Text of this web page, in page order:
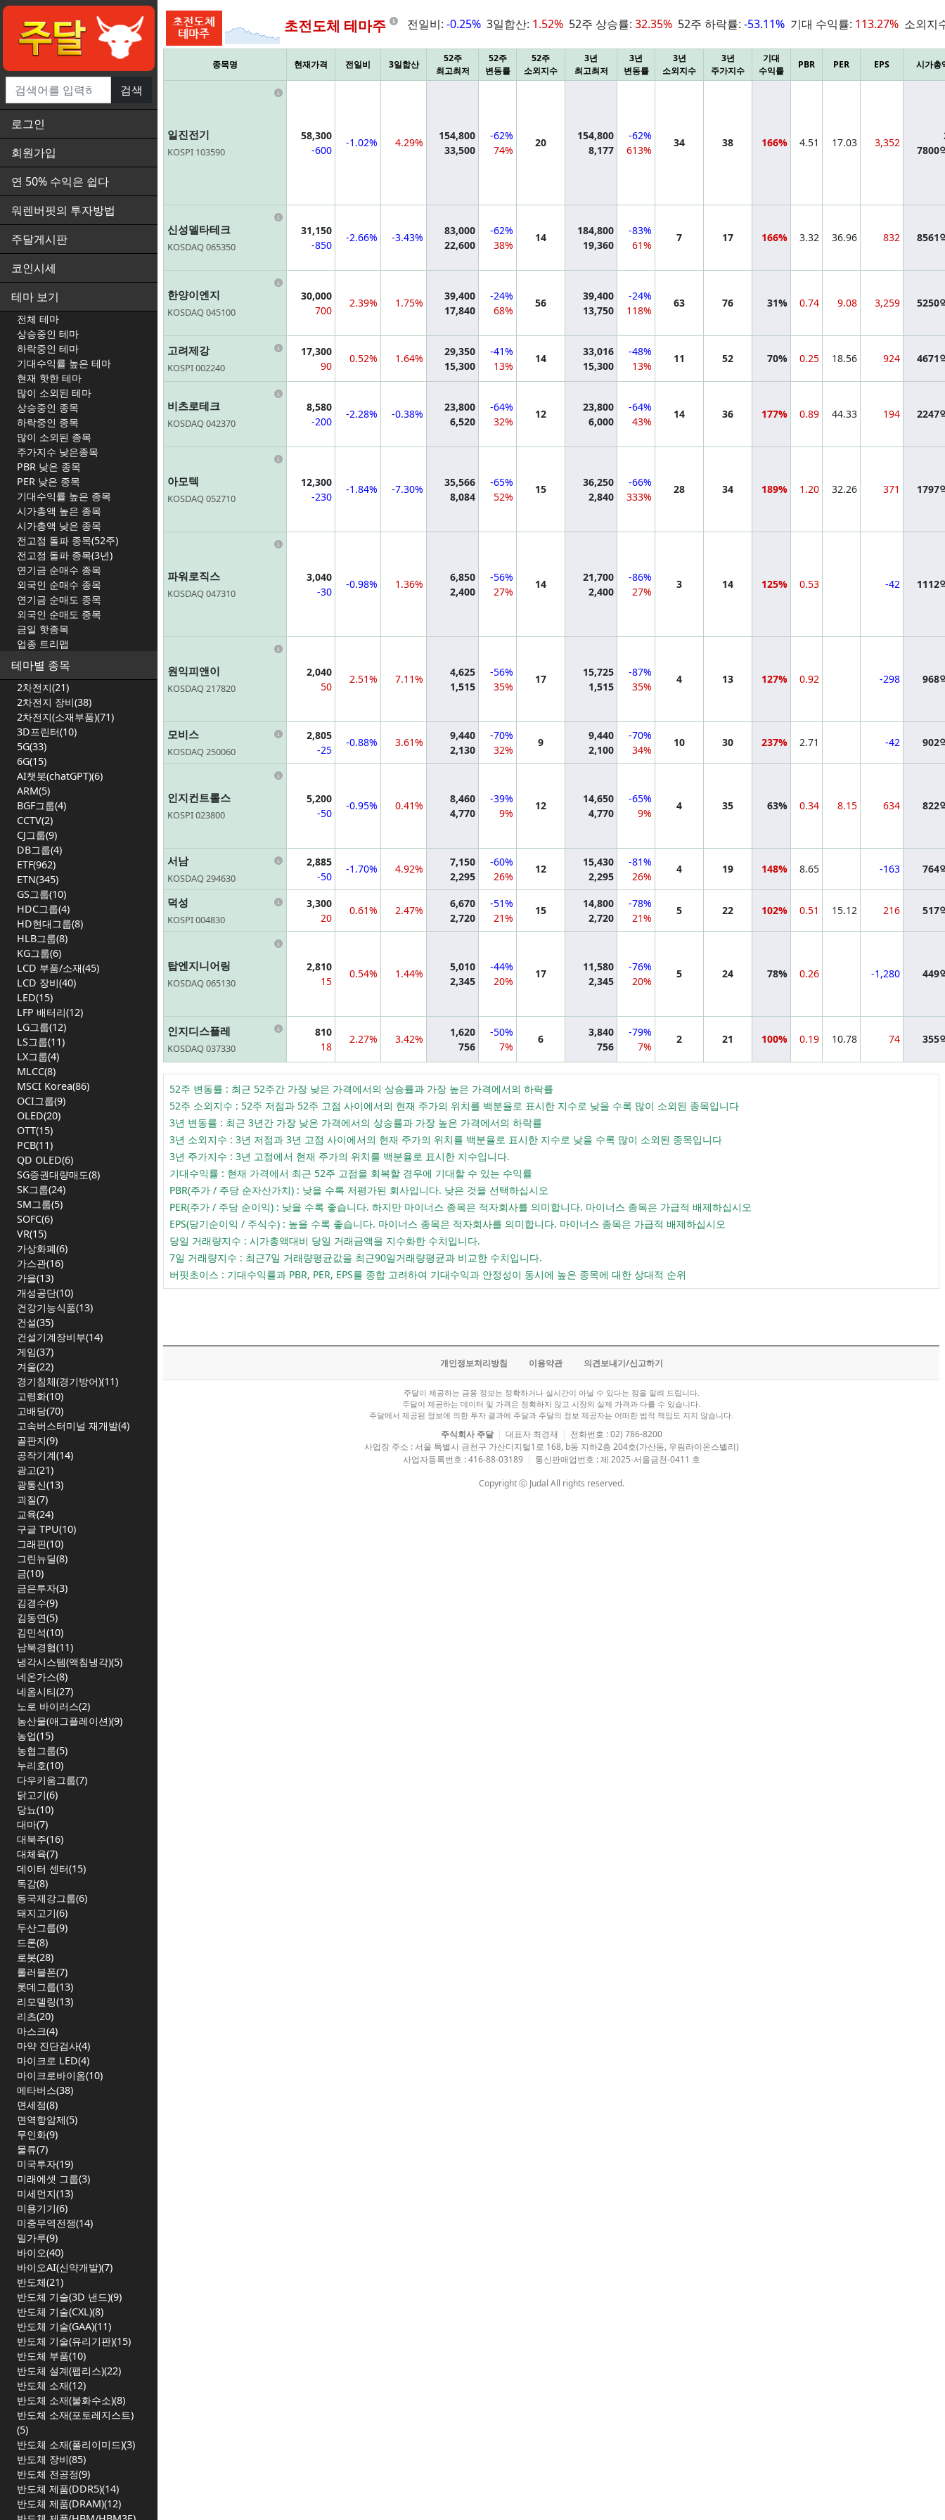
검색
로그인
회원가입
연 50% 수익은 쉽다
워렌버핏의 투자방법
주달게시판
코인시세
테마 보기
전체 테마
상승중인 테마
하락중인 테마
기대수익률 높은 테마
현재 핫한 테마
많이 소외된 테마
상승중인 종목
하락중인 종목
많이 소외된 종목
주가지수 낮은종목
PBR 낮은 종목
PER 낮은 종목
기대수익률 높은 종목
시가총액 높은 종목
시가총액 낮은 종목
전고점 돌파 종목(52주)
전고점 돌파 종목(3년)
연기금 순매수 종목
외국인 순매수 종목
연기금 순매도 종목
외국인 순매도 종목
금일 핫종목
업종 트리맵
테마별 종목
2차전지(21)
2차전지 장비(38)
2차전지(소재부품)(71)
3D프린터(10)
5G(33)
6G(15)
AI챗봇(chatGPT)(6)
ARM(5)
BGF그룹(4)
CCTV(2)
CJ그룹(9)
DB그룹(4)
ETF(962)
ETN(345)
GS그룹(10)
HDC그룹(4)
HD현대그룹(8)
HLB그룹(8)
KG그룹(6)
LCD 부품/소재(45)
LCD 장비(40)
LED(15)
LFP 배터리(12)
LG그룹(12)
LS그룹(11)
LX그룹(4)
MLCC(8)
MSCI Korea(86)
OCI그룹(9)
OLED(20)
OTT(15)
PCB(11)
QD OLED(6)
SG증권대량매도(8)
SK그룹(24)
SM그룹(5)
SOFC(6)
VR(15)
가상화폐(6)
가스관(16)
가을(13)
개성공단(10)
건강기능식품(13)
건설(35)
건설기계장비부(14)
게임(37)
겨울(22)
경기침체(경기방어)(11)
고령화(10)
고배당(70)
고속버스터미널 재개발(4)
골판지(9)
공작기계(14)
광고(21)
광통신(13)
괴질(7)
교육(24)
구글 TPU(10)
그래핀(10)
그린뉴딜(8)
금(10)
금은투자(3)
김경수(9)
김동연(5)
김민석(10)
남북경협(11)
냉각시스템(액침냉각)(5)
네온가스(8)
네옴시티(27)
노로 바이러스(2)
농산물(애그플레이션)(9)
농업(15)
농협그룹(5)
누리호(10)
다우키움그룹(7)
닭고기(6)
당뇨(10)
대마(7)
대북주(16)
대체육(7)
데이터 센터(15)
독감(8)
동국제강그룹(6)
돼지고기(6)
두산그룹(9)
드론(8)
로봇(28)
롤러블폰(7)
롯데그룹(13)
리모델링(13)
리츠(20)
마스크(4)
마약 진단검사(4)
마이크로 LED(4)
마이크로바이옴(10)
메타버스(38)
면세점(8)
면역항암제(5)
무인화(9)
물류(7)
미국투자(19)
미래에셋 그룹(3)
미세먼지(13)
미용기기(6)
미중무역전쟁(14)
밀가루(9)
바이오(40)
바이오AI(신약개발)(7)
반도체(21)
반도체 기술(3D 낸드)(9)
반도체 기술(CXL)(8)
반도체 기술(GAA)(11)
반도체 기술(유리기판)(15)
반도체 부품(10)
반도체 설계(팹리스)(22)
반도체 소재(12)
반도체 소재(불화수소)(8)
반도체 소재(포토레지스트)
(5)
반도체 소재(폴리이미드)(3)
반도체 장비(85)
반도체 전공정(9)
반도체 제품(DDR5)(14)
반도체 제품(DRAM)(12)
초전도체 테마주 Information
전일비: -0.25% 3일합산: 1.52% 52주 상승률: 32.35% 52주 하락률: -53.11% 기대 수익률: 113.27% 소외지
종목명 현재가격 전일비 3일합산
52주
최고최저
52주
변동률
52주
소외지수
3년
최고최저
3년
변동률
3년
소외지수
3년
주가지수
기대
수익률
PBR PER EPS 시가총
일진전기
KOSPI 103590
Information
58,300
-600
-1.02% 4.29%
154,800
33,500
-62%
74%
20
154,800
8,177
-62%
613%
34 38 166% 4.51 17.03 3,352
7800
신성델타테크
KOSDAQ 065350
Information
31,150
-850
-2.66% -3.43%
83,000
22,600
-62%
38%
14
184,800
19,360
-83%
61%
7 17 166% 3.32 36.96 832 8561
한양이엔지
KOSDAQ 045100
Information
30,000
700
2.39% 1.75%
39,400
17,840
-24%
68%
56
39,400
13,750
-24%
118%
63 76 31% 0.74 9.08 3,259 5250
고려제강
KOSPI 002240
Information
17,300
90
0.52% 1.64%
29,350
15,300
-41%
13%
14
33,016
15,300
-48%
13%
11 52 70% 0.25 18.56 924 4671
비츠로테크
KOSDAQ 042370
Information
8,580
-200
-2.28% -0.38%
23,800
6,520
-64%
32%
12
23,800
6,000
-64%
43%
14 36 177% 0.89 44.33 194 2247
아모텍
KOSDAQ 052710
Information
12,300
-230
-1.84% -7.30%
35,566
8,084
-65%
52%
15
36,250
2,840
-66%
333%
28 34 189% 1.20 32.26 371 1797
파워로직스
KOSDAQ 047310
Information
3,040
-30
-0.98% 1.36%
6,850
2,400
-56%
27%
14
21,700
2,400
-86%
27%
3 14 125% 0.53 -42 1112
원익피앤이
KOSDAQ 217820
Information
2,040
50
2.51% 7.11%
4,625
1,515
-56%
35%
17
15,725
1,515
-87%
35%
4 13 127% 0.92 -298 968
모비스
KOSDAQ 250060
Information
2,805
-25
-0.88% 3.61%
9,440
2,130
-70%
32%
9
9,440
2,100
-70%
34%
10 30 237% 2.71 -42 902
인지컨트롤스
KOSPI 023800
Information
5,200
-50
-0.95% 0.41%
8,460
4,770
-39%
9%
12
14,650
4,770
-65%
9%
4 35 63% 0.34 8.15 634 822
서남
KOSDAQ 294630
Information
2,885
-50
-1.70% 4.92%
7,150
2,295
-60%
26%
12
15,430
2,295
-81%
26%
4 19 148% 8.65 -163 764
덕성
KOSPI 004830
Information
3,300
20
0.61% 2.47%
6,670
2,720
-51%
21%
15
14,800
2,720
-78%
21%
5 22 102% 0.51 15.12 216 517
탑엔지니어링
KOSDAQ 065130
Information
2,810
15
0.54% 1.44%
5,010
2,345
-44%
20%
17
11,580
2,345
-76%
20%
5 24 78% 0.26 -1,280 449
인지디스플레
KOSDAQ 037330
Information
810
18
2.27% 3.42%
1,620
756
-50%
7%
6
3,840
756
-79%
7%
2 21 100% 0.19 10.78 74 355
52주 변동률 : 최근 52주간 가장 낮은 가격에서의 상승률과 가장 높은 가격에서의 하락률
52주 소외지수 : 52주 저점과 52주 고점 사이에서의 현재 주가의 위치를 백분율로 표시한 지수로 낮을 수록 많이 소외된 종목입니다
3년 변동률 : 최근 3년간 가장 낮은 가격에서의 상승률과 가장 높은 가격에서의 하락률
3년 소외지수 : 3년 저점과 3년 고점 사이에서의 현재 주가의 위치를 백분율로 표시한 지수로 낮을 수록 많이 소외된 종목입니다
3년 주가지수 : 3년 고점에서 현재 주가의 위치를 백분율로 표시한 지수입니다.
기대수익률 : 현재 가격에서 최근 52주 고점을 회복할 경우에 기대할 수 있는 수익률
PBR(주가 / 주당 순자산가치) : 낮을 수록 저평가된 회사입니다. 낮은 것을 선택하십시오
PER(주가 / 주당 순이익) : 낮을 수록 좋습니다. 하지만 마이너스 종목은 적자회사를 의미합니다. 마이너스 종목은 가급적 배제하십시오
EPS(당기순이익 / 주식수) : 높을 수록 좋습니다. 마이너스 종목은 적자회사를 의미합니다. 마이너스 종목은 가급적 배제하십시오
당일 거래량지수 : 시가총액대비 당일 거래금액을 지수화한 수치입니다.
7일 거래량지수 : 최근7일 거래량평균값을 최근90일거래량평균과 비교한 수치입니다.
버핏초이스 : 기대수익률과 PBR, PER, EPS를 종합 고려하여 기대수익과 안정성이 동시에 높은 종목에 대한 상대적 순위
개인정보처리방침 이용약관 의견보내기/신고하기
주달이 제공하는 금융 정보는 정확하거나 실시간이 아닐 수 있다는 점을 알려 드립니다.
주달이 제공하는 데이터 및 가격은 정확하지 않고 시장의 실제 가격과 다를 수 있습니다.
주달에서 제공된 정보에 의한 투자 결과에 주달과 주달의 정보 제공자는 어떠한 법적 책임도 지지 않습니다.
주식회사 주달 | 대표자 최경재 | 전화번호 : 02) 786-8200
사업장 주소 : 서울 특별시 금천구 가산디지털1로 168, b동 지하2층 204호(가산동, 우림라이온스밸리)
사업자등록번호 : 416-88-03189 | 통신판매업번호 : 제 2025-서울금천-0411 호
Copyright ⓒ Judal All rights reserved.